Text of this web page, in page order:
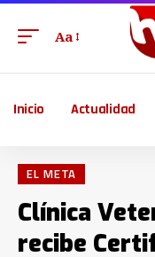
Aa
Inicio Actualidad
EL META
Clínica
recibe